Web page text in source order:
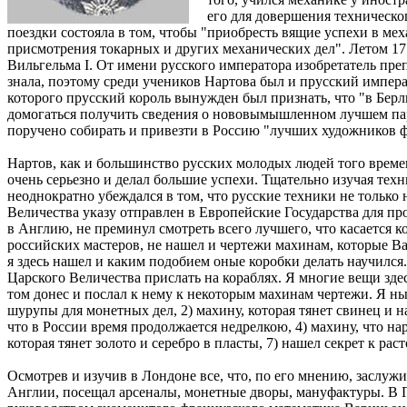
его для довершения
поездки состояла в том, чтобы "приобресть вящие успехи в
присмотрения токарных и других механических дел". Летом
Вильгельма I. От имени русского императора изобретатель
знала, поэтому среди учеников Нартова был и прусский
которого прусский король вынужден был признать, что "в
домогаться получить сведения о нововымышленном лучшем
поручено собирать и привезти в Россию "лучших художников
Нартов, как и большинство русских молодых людей того
очень серьезно и делал большие успехи. Тщательно изучая
неоднократно убеждался в том, что русские техники не
Величества указу отправлен в Европейские Государства для
в Англию, не преминул смотреть всего лучшего, что
российских мастеров, не нашел и чертежи махинам, которые
я здесь нашел и каким подобием оные коробки делать
Царского Величества прислать на кораблях. Я многие вещи
том донес и послал к нему к некоторым махинам чертежи. Я
шурупы для монетных дел, 2) махину, которая тянет свинец и
что в России время продолжается недрелкою, 4) махину, что
которая тянет золото и серебро в пласты, 7) нашел секрет к
Осмотрев и изучив в Лондоне все, что, по его мнению,
Англии, посещал арсеналы, монетные дворы, мануфактуры. В